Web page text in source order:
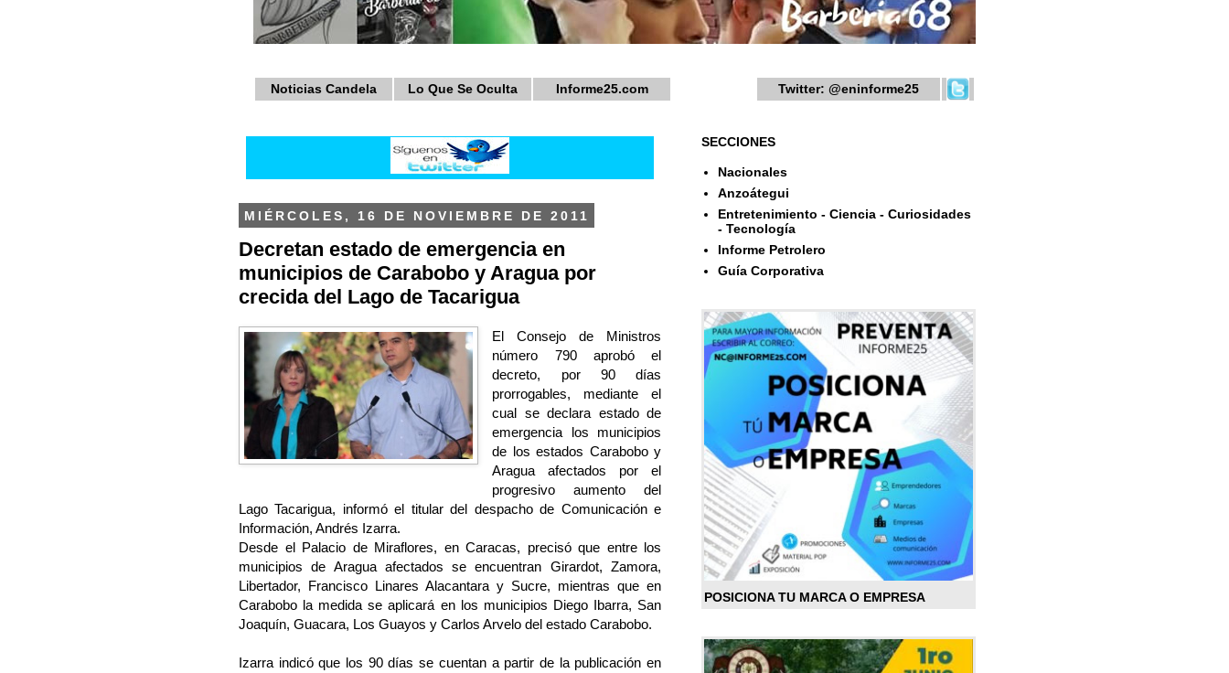
Noticias Candela Lo Que Se Oculta Informe25.com Twitter: @eninforme25
MIÉRCOLES, 16 DE NOVIEMBRE DE 2011
Decretan estado de emergencia en
municipios de Carabobo y Aragua por
crecida del Lago de Tacarigua
El Consejo de Ministros
número 790 aprobó el
decreto, por 90 días
prorrogables, mediante el
cual se declara estado de
emergencia los municipios
de los estados Carabobo y
Aragua afectados por el
progresivo aumento del
Lago Tacarigua, informó el titular del despacho de Comunicación e
Información, Andrés Izarra.
Desde el Palacio de Miraflores, en Caracas, precisó que entre los
municipios de Aragua afectados se encuentran Girardot, Zamora,
Libertador, Francisco Linares Alacantara y Sucre, mientras que en
Carabobo la medida se aplicará en los municipios Diego Ibarra, San
Joaquín, Guacara, Los Guayos y Carlos Arvelo del estado Carabobo.
Izarra indicó que los 90 días se cuentan a partir de la publicación en
SECCIONES
Nacionales
Anzoátegui
Entretenimiento - Ciencia - Curiosidades
- Tecnología
Informe Petrolero
Guía Corporativa
POSICIONA TU MARCA O EMPRESA